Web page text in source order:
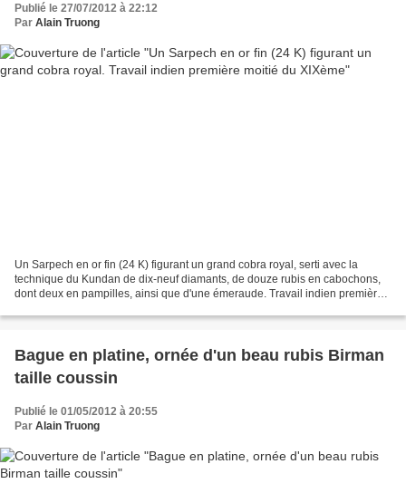
Publié le 27/07/2012 à 22:12
Par Alain Truong
Un Sarpech en or fin (24 K) figurant un grand cobra royal, serti avec la
technique du Kundan de dix-neuf diamants, de douze rubis en cabochons,
dont deux en pampilles, ainsi que d'une émeraude. Travail indien première
Bague en platine, ornée d'un beau rubis Birman
taille coussin
Publié le 01/05/2012 à 20:55
Par Alain Truong